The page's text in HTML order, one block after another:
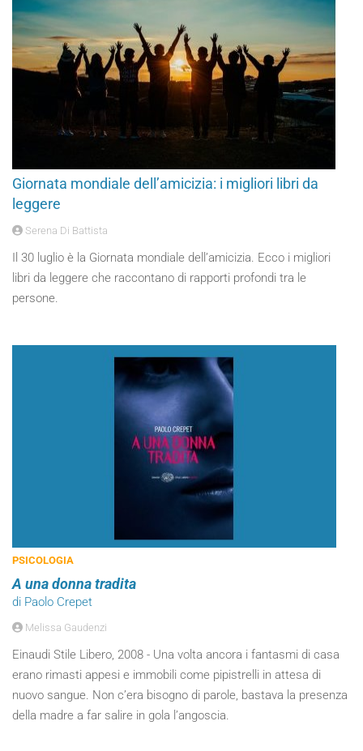
Giornata mondiale dell’amicizia: i migliori libri da
leggere
Serena Di Battista
Il 30 luglio è la Giornata mondiale dell’amicizia. Ecco i migliori
libri da leggere che raccontano di rapporti profondi tra le
persone.
PSICOLOGIA
A una donna tradita
di Paolo Crepet
Melissa Gaudenzi
Einaudi Stile Libero, 2008 - Una volta ancora i fantasmi di casa
erano rimasti appesi e immobili come pipistrelli in attesa di
nuovo sangue. Non c’era bisogno di parole, bastava la presenza
della madre a far salire in gola l’angoscia.